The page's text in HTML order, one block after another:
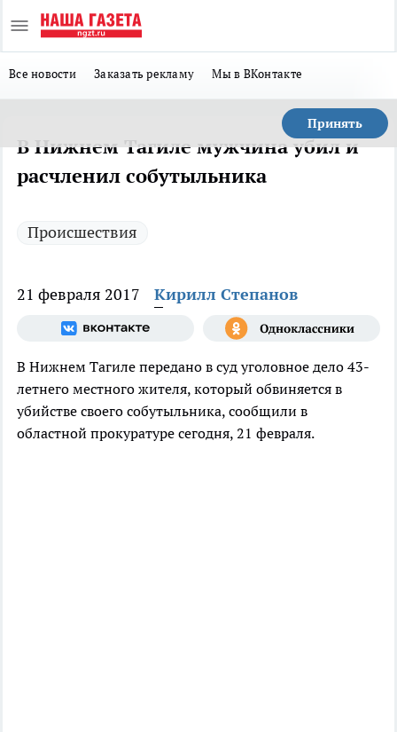
Все новости Заказать рекламу Мы в ВКонтакте
Принять
В Нижнем Тагиле мужчина убил и
расчленил собутыльника
Происшествия
21 февраля 2017 Кирилл Степанов
В Нижнем Тагиле передано в суд уголовное дело 43-
летнего местного жителя, который обвиняется в
убийстве своего собутыльника, сообщили в
областной прокуратуре сегодня, 21 февраля.